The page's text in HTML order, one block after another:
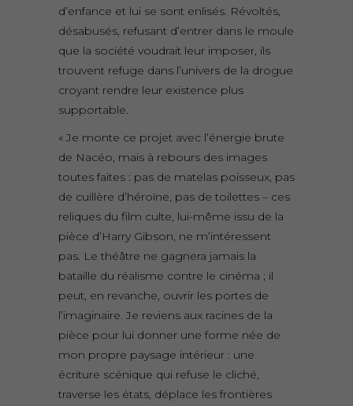
d’enfance et lui se sont enlisés. Révoltés,
désabusés, refusant d’entrer dans le moule
que la société voudrait leur imposer, ils
trouvent refuge dans l’univers de la drogue
croyant rendre leur existence plus
supportable.
« Je monte ce projet avec l’énergie brute
de Nacéo, mais à rebours des images
toutes faites : pas de matelas poisseux, pas
de cuillère d’héroïne, pas de toilettes – ces
reliques du film culte, lui-même issu de la
pièce d’Harry Gibson, ne m’intéressent
pas. Le théâtre ne gagnera jamais la
bataille du réalisme contre le cinéma ; il
peut, en revanche, ouvrir les portes de
l’imaginaire. Je reviens aux racines de la
pièce pour lui donner une forme née de
mon propre paysage intérieur : une
écriture scénique qui refuse le cliché,
traverse les états, déplace les frontières